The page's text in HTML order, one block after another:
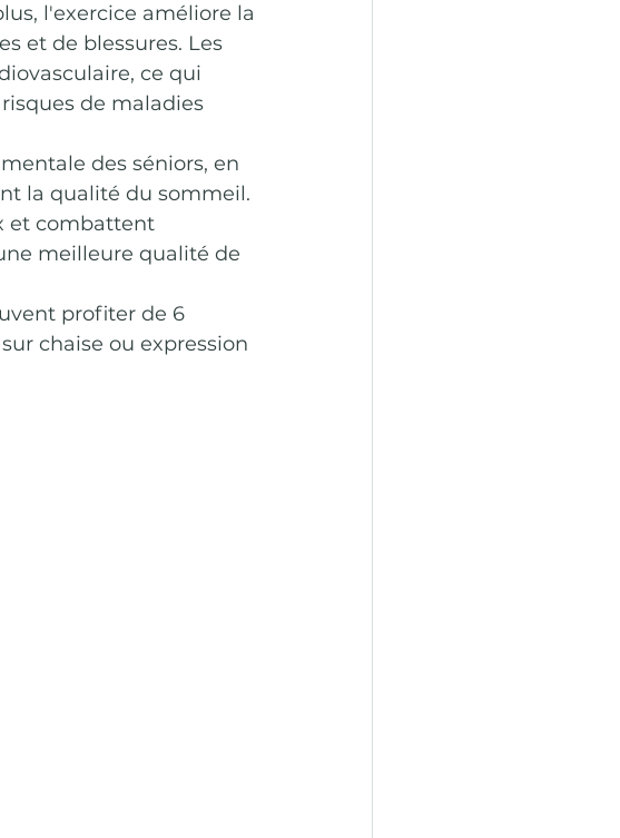
l'exercice améliore la
et de blessures. Les
ce qui
de maladies
des séniors, en
la qualité du sommeil.
et combattent
meilleure qualité de
profiter de 6
chaise ou expression